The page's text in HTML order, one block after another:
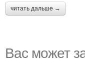
читать дальше →
Вас может